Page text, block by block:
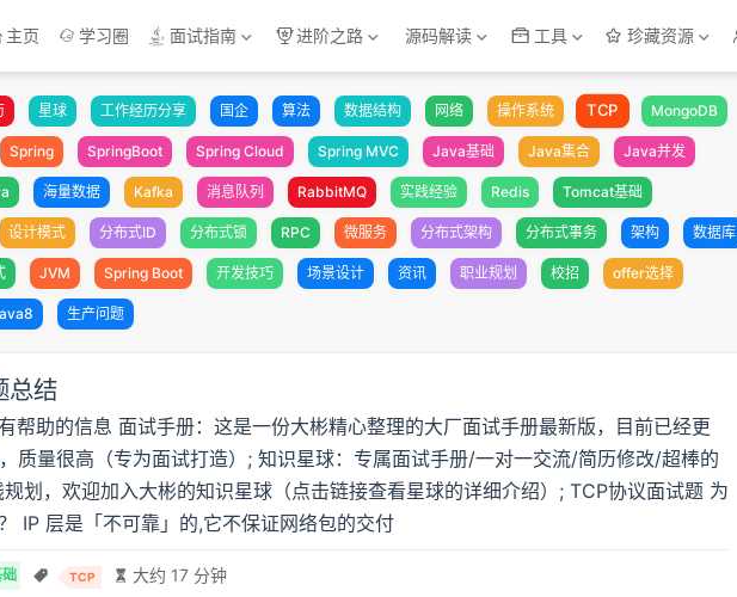
主页 学习圈 面试指南 进阶之路 源码解读 工具 珍藏资源
星球 工作经历分享 国企 算法 数据结构 网络 操作系统 TCP MongoDB
Spring SpringBoot Spring Cloud Spring MVC Java基础 Java集合 Java并发
海量数据 Kafka 消息队列 RabbitMQ 实践经验 Redis Tomcat基础
设计模式 分布式ID 分布式锁 RPC 微服务 分布式架构 分布式事务 架构 数据库
JVM Spring Boot 开发技巧 场景设计 资讯 职业规划 校招 offer选择
生产问题
总结
帮助的信息 面试手册：这是一份大彬精心整理的大厂面试手册最新版，目前已经更
质量很高（专为面试打造）; 知识星球：专属面试手册/一对一交流/简历修改/超棒的
划，欢迎加入大彬的知识星球（点击链接查看星球的详细介绍）; TCP协议面试题 为
IP 层是「不可靠」的,它不保证网络包的交付
TCP 大约 17 分钟